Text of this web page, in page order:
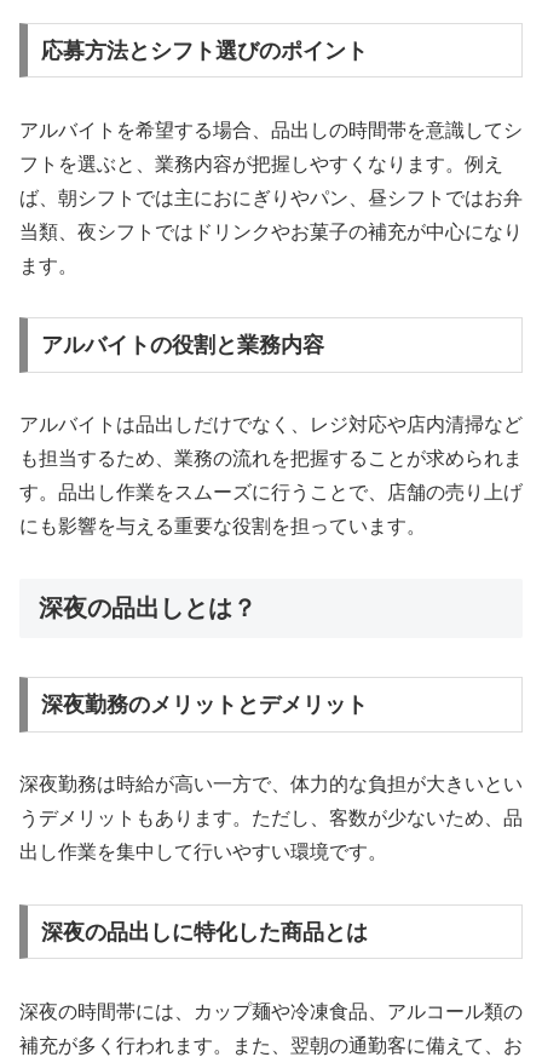
応募方法とシフト選びのポイント
アルバイトを希望する場合、品出しの時間帯を意識してシ
フトを選ぶと、業務内容が把握しやすくなります。例え
ば、朝シフトでは主におにぎりやパン、昼シフトではお弁
当類、夜シフトではドリンクやお菓子の補充が中心になり
ます。
アルバイトの役割と業務内容
アルバイトは品出しだけでなく、レジ対応や店内清掃など
も担当するため、業務の流れを把握することが求められま
す。品出し作業をスムーズに行うことで、店舗の売り上げ
にも影響を与える重要な役割を担っています。
深夜の品出しとは？
深夜勤務のメリットとデメリット
深夜勤務は時給が高い一方で、体力的な負担が大きいとい
うデメリットもあります。ただし、客数が少ないため、品
出し作業を集中して行いやすい環境です。
深夜の品出しに特化した商品とは
深夜の時間帯には、カップ麺や冷凍食品、アルコール類の
補充が多く行われます。また、翌朝の通勤客に備えて、お